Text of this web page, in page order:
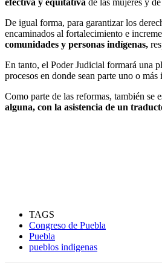
efectiva y equitativa de las mujeres y
De igual forma, para garantizar los
encaminados al fortalecimiento e
comunidades y personas indígenas,
En tanto, el Poder Judicial formará una
procesos en donde sean parte uno o más
Como parte de las reformas, también se
alguna, con la asistencia de un
TAGS
Congreso de Puebla
Puebla
pueblos indigenas